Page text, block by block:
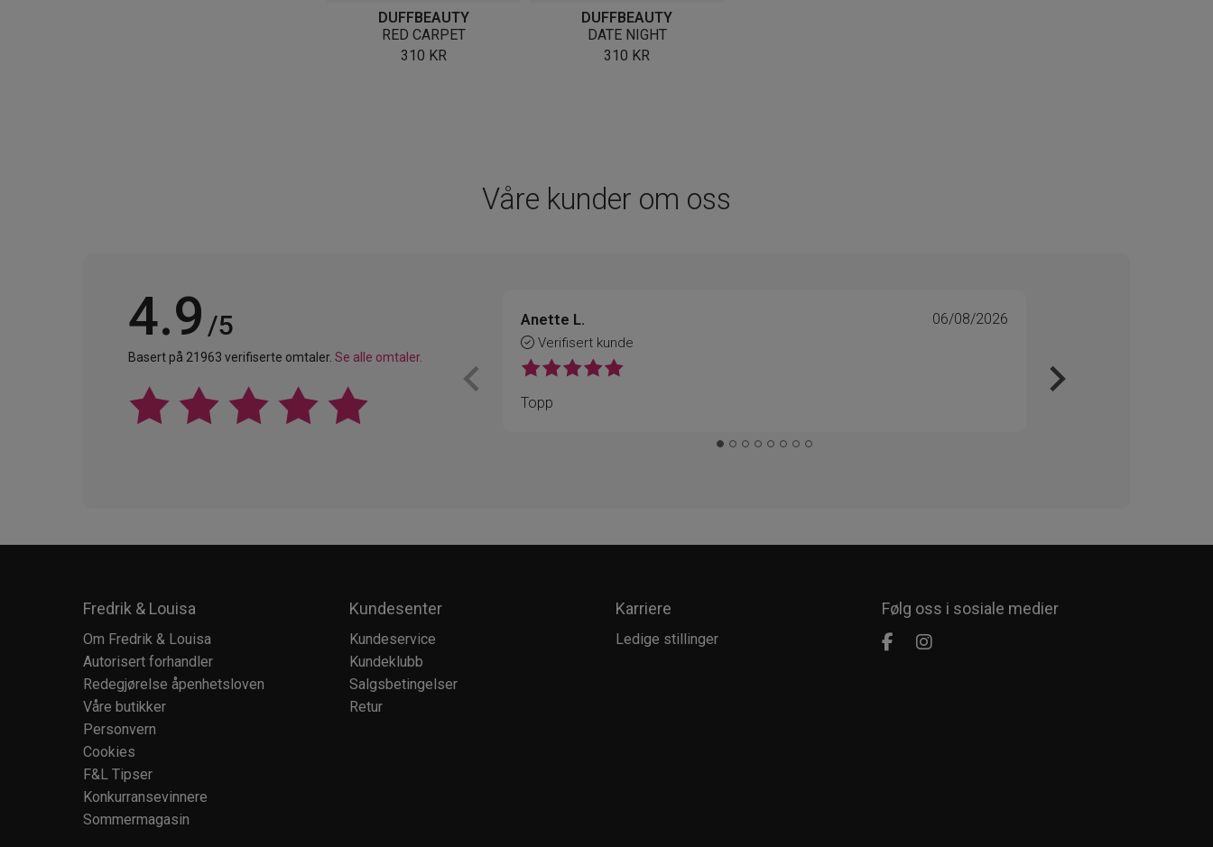
DUFFBEAUTY
RED CARPET
310 KR
DUFFBEAUTY
DATE NIGHT
310 KR
Våre kunder om oss
4.9 /5
Basert på 21963 verifiserte omtaler. Se alle omtaler.
Anette L.
Verifisert kunde
06/08/2026
Topp
Fredrik & Louisa
Om Fredrik & Louisa
Autorisert forhandler
Redegjørelse åpenhetsloven
Våre butikker
Personvern
Cookies
F&L Tipser
Konkurransevinnere
Sommermagasin
Kundesenter
Kundeservice
Kundeklubb
Salgsbetingelser
Retur
Karriere
Ledige stillinger
Følg oss i sosiale medier